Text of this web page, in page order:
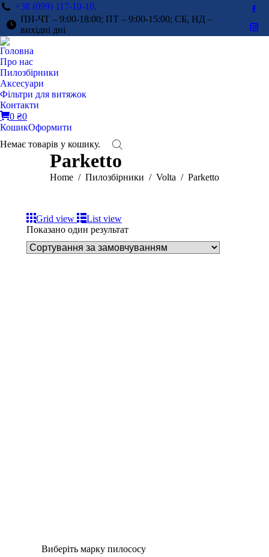
+38 (099) 117-10-10,
ПН-ЧТ – 9:00-18:00; ПТ – 9:00-15:00; СБ, НД –
вихідні дні
Головна
Про нас
Пилозбірники
Аксесуари
Фільтри для витяжок
Контакти
0 ₴0
КошикОформити
Немає товарів у кошику.
Parketto
You are here:
Home Пилозбірники Volta Parketto
Grid view
List view
Показано один результат
Виберіть марку пилососу